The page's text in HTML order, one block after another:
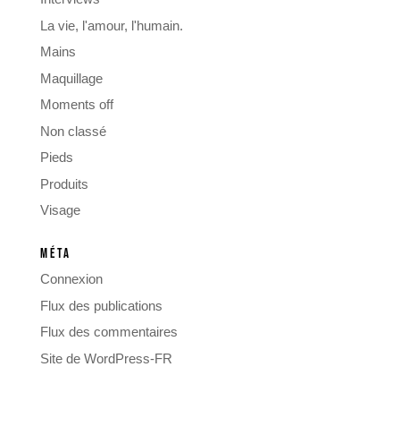
La vie, l'amour, l'humain.
Mains
Maquillage
Moments off
Non classé
Pieds
Produits
Visage
MÉTA
Connexion
Flux des publications
Flux des commentaires
Site de WordPress-FR